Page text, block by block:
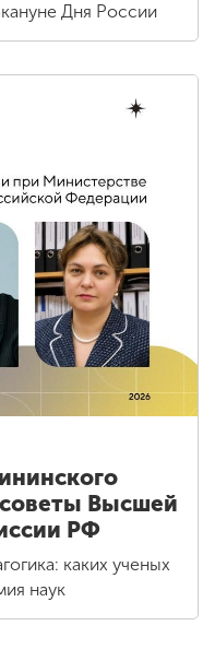
Дня России
Высшей
РФ
каких ученых
наук